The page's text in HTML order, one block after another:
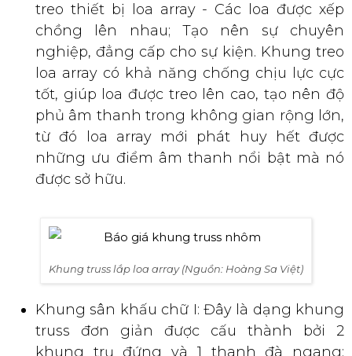
treo thiết bị loa array - Các loa được xếp
chồng lên nhau; Tạo nên sự chuyên
nghiệp, đẳng cấp cho sự kiện. Khung treo
loa array có khả năng chống chịu lực cực
tốt, giúp loa được treo lên cao, tạo nên độ
phủ âm thanh trong không gian rộng lớn,
từ đó loa array mới phát huy hết được
những ưu điểm âm thanh nổi bật mà nó
được sở hữu.
Khung truss lắp loa array (Nguồn: Hoàng Sa Việt)
Khung sân khấu chữ I: Đây là dạng khung
truss đơn giản được cấu thành bởi 2
khung trụ đứng và 1 thanh đà ngang;